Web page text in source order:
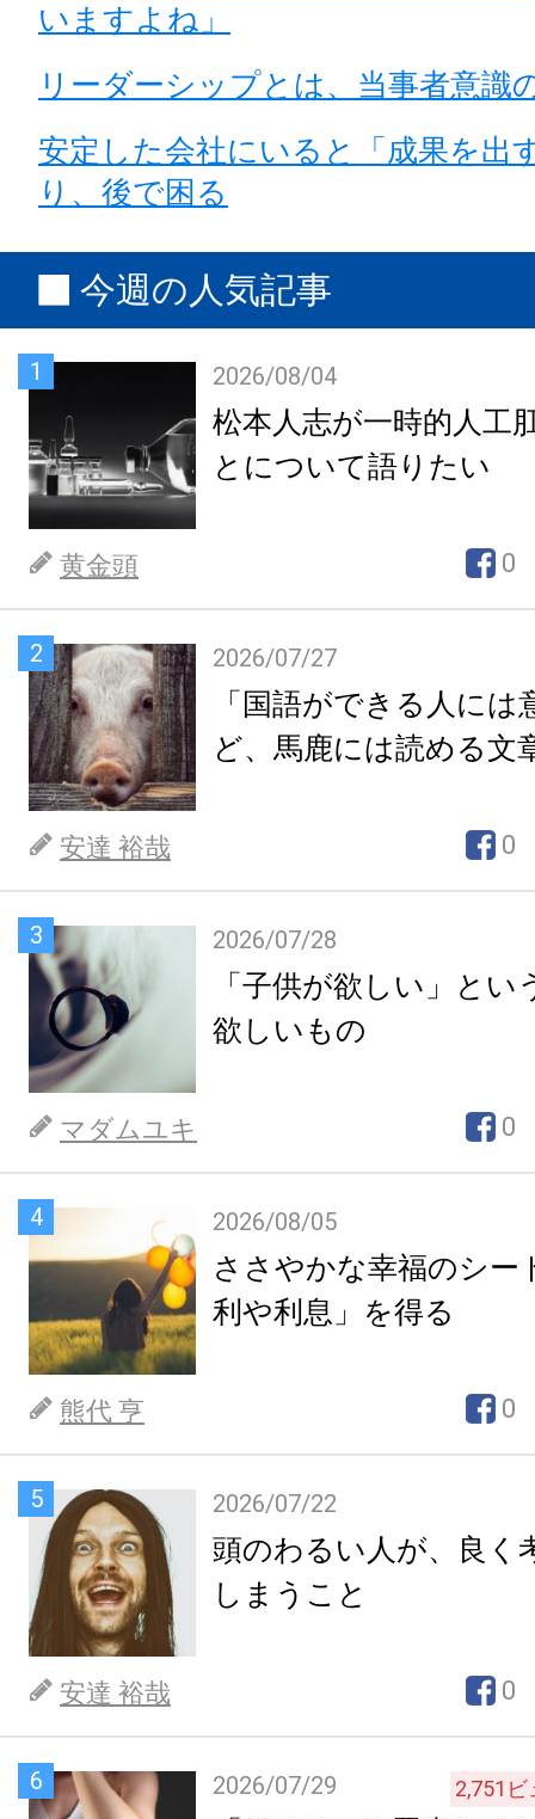
いますよね」
リーダーシップとは、当事者意識
安定した会社にいると「成果を出
り、後で困る
今週の人気記事
1 2026/08/04
松本人志が一時的人工
とについて語りたい
黄金頭 0
2 2026/07/27
「国語ができる人には
ど、馬鹿には読める文
安達 裕哉 0
3 2026/07/28
「子供が欲しい」とい
欲しいもの
マダムユキ 0
4 2026/08/05
ささやかな幸福のシー
利や利息」を得る
熊代 亨 0
5 2026/07/22
頭のわるい人が、良く
しまうこと
安達 裕哉 0
6 2026/07/29 2,751 ビ